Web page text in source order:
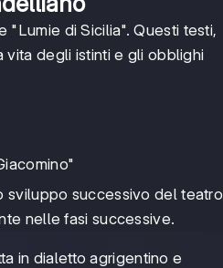
"Lumie di Sicilia". Questi testi,
vita degli istinti e gli obblighi
sviluppo successivo del teatro
nelle fasi successive.
in dialetto agrigentino e